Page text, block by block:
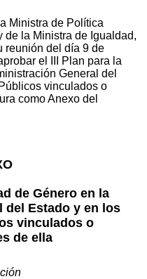
Ministra de Política
de la Ministra de Igualdad,
reunión del día 9 de
el III Plan para la
General del
vinculados o
como Anexo del
de Género en la
del Estado y en los
vinculados o
de ella